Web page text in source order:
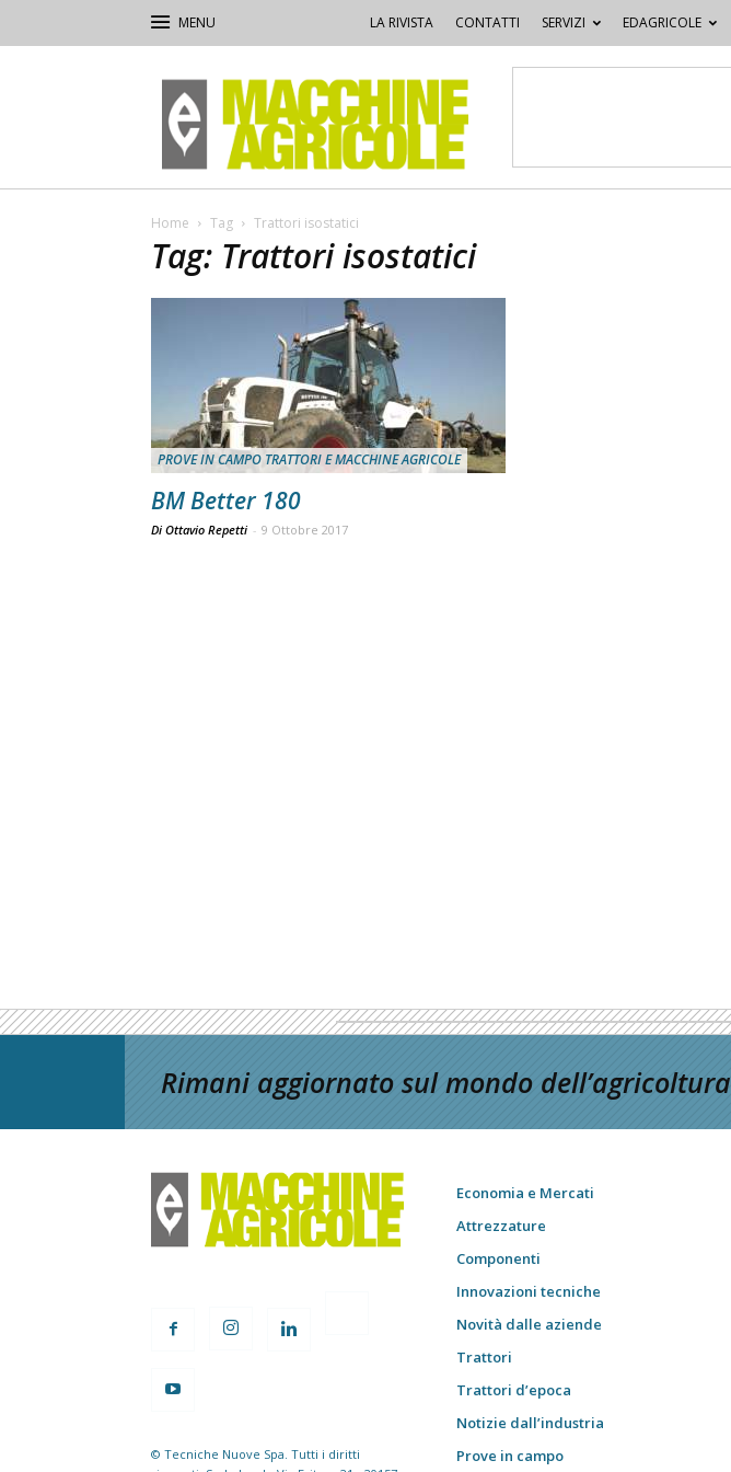
LA RIVISTA CONTATTI SERVIZI EDAGRICOLE
Macchine
Agricole
Home Tag Trattori isostatici
Tag: Trattori isostatici
PROVE IN CAMPO TRATTORI E MACCHINE AGRICOLE
BM Better 180
Di Ottavio Repetti - 9 Ottobre 2017
Rimani aggiornato sul mondo dell’agricoltura
© Tecniche Nuove Spa. Tutti i diritti
Economia e Mercati
Attrezzature
Componenti
Innovazioni tecniche
Novità dalle aziende
Trattori
Trattori d’epoca
Notizie dall’industria
Prove in campo